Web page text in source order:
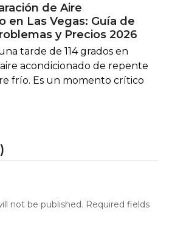
de Aire
en Las Vegas: Guía de
y Precios 2026
tarde de 114 grados en
acondicionado de repente
frío. Es un momento crítico
not be published. Required fields